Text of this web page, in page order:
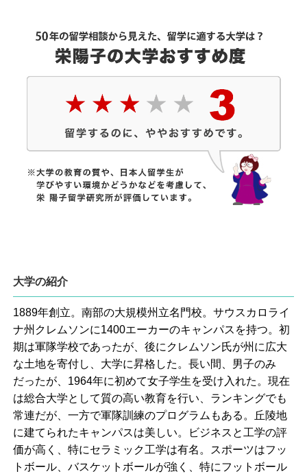
大学の紹介
1889年創立。南部の大規模州立名門校。サウスカロライ
ナ州クレムソンに1400エーカーのキャンパスを持つ。初
期は軍隊学校であったが、後にクレムソン氏が州に広大
な土地を寄付し、大学に昇格した。長い間、男子のみ
だったが、1964年に初めて女子学生を受け入れた。現在
は総合大学として質の高い教育を行い、ランキングでも
常連だが、一方で軍隊訓練のプログラムもある。丘陵地
に建てられたキャンパスは美しい。ビジネスと工学の評
価が高く、特にセラミック工学は有名。スポーツはフッ
トボール、バスケットボールが強く、特にフットボール